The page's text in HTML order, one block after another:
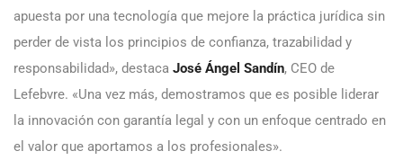
apuesta por una tecnología que mejore la práctica jurídica sin
perder de vista los principios de confianza, trazabilidad y
responsabilidad», destaca José Ángel Sandín, CEO de
Lefebvre. «Una vez más, demostramos que es posible liderar
la innovación con garantía legal y con un enfoque centrado en
el valor que aportamos a los profesionales».